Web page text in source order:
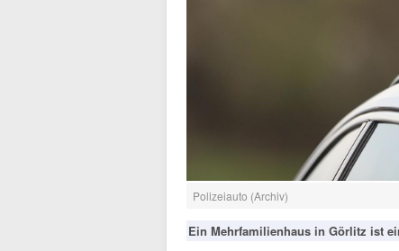
Polizeiauto (Archiv)
Ein Mehrfamilienhaus in Görlitz ist